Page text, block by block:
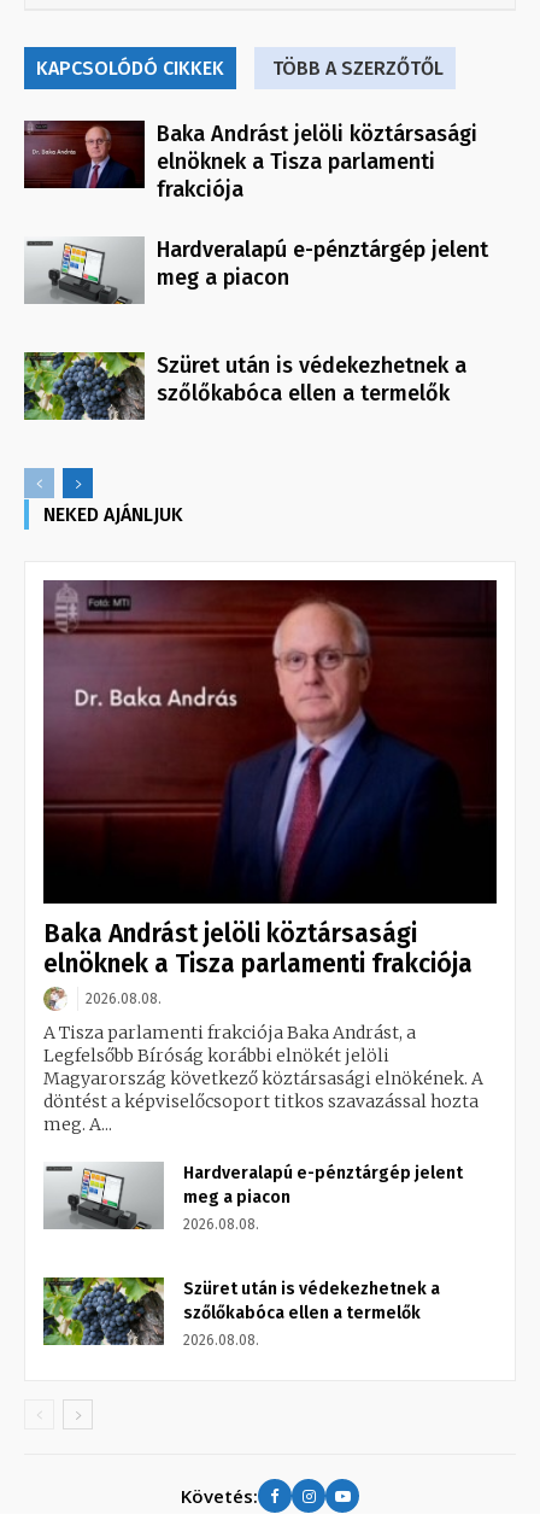
KAPCSOLÓDÓ CIKKEK TÖBB A SZERZŐTŐL
Baka Andrást jelöli köztársasági
elnöknek a Tisza parlamenti
frakciója
Hardveralapú e-pénztárgép jelent
meg a piacon
Szüret után is védekezhetnek a
szőlőkabóca ellen a termelők
NEKED AJÁNLJUK
Baka Andrást jelöli köztársasági
elnöknek a Tisza parlamenti frakciója
2026.08.08.
A Tisza parlamenti frakciója Baka Andrást, a
Legfelsőbb Bíróság korábbi elnökét jelöli
Magyarország következő köztársasági elnökének. A
döntést a képviselőcsoport titkos szavazással hozta
meg. A...
Hardveralapú e-pénztárgép jelent
meg a piacon
2026.08.08.
Szüret után is védekezhetnek a
szőlőkabóca ellen a termelők
2026.08.08.
Követés: